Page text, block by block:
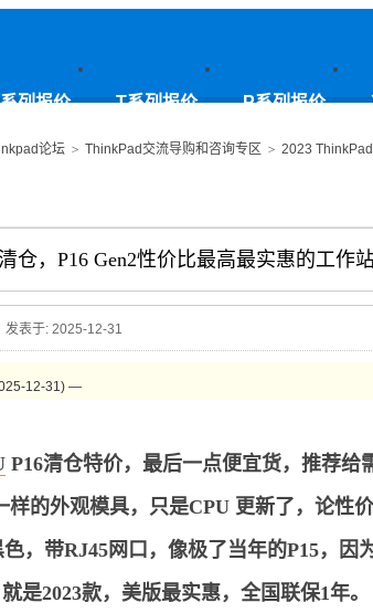
列报价 T系列报价 P系列报价
论坛 > ThinkPad交流导购和咨询专区 > 2023
仓，P16 Gen2性价比最高最实惠的工作
发表于: 2025-12-31
12-31) —
P16清仓特价，最后一点便宜货，推荐给
样的外观模具，只是CPU 更新了，论性
，带RJ45网口，像极了当年的P15，因
是2023款，美版最实惠，全国联保1年。